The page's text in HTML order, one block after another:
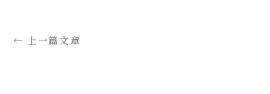
← 上一篇文章